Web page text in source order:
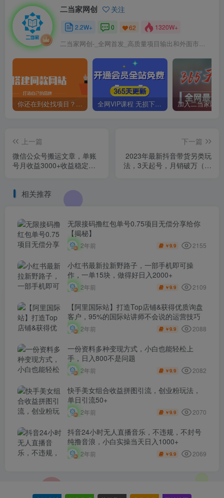
二当家网创 关注
2.2W+ 0 62 1320W+
二当家网创-_全网首发_高质量项目输出和外面市场高价课程一模一样
你还在到处找项目？还在当韭菜？我靠卖项目一个月收入5万+，曾经我也是个失败者。 全网VIP课程 无损下载~
上一篇
微信公众号搬运文章，单账
号月收益3000+收益稳定，
下一篇
2023年最新抖音带货另类玩
法，3天起号，月销破万（保
相关推荐
无限接码撸红包单号0.75项目无偿分享给你
【揭秘】
2年前 ￥9.9 2155
小红书最新拉新野路子，一部手机即可操
作，一单15块，做得好日入2000+
2年前 ￥9.9 2109
【阿里国际站】打造Top店铺&获得优质询盘
客户，​95%的国际站讲师不会说的运营技巧
2年前 ￥9.9 2088
一份资料多种变现方式，小白也能轻松上
手，日入800不是问题
2年前 ￥9.9 2082
快手美女组合收益拼图引流，创业粉玩法，
单日引流50+
2年前 ￥9.9 2070
抖音24小时无人直播音乐，不违规，不封号
纯撸音浪，小白实操当天日入1000+
2年前 ￥9.9 2069